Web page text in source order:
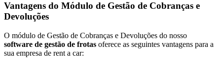
Vantagens do Módulo de Gestão de Cobranças e
Devoluções
O módulo de Gestão de Cobranças e Devoluções do nosso
software de gestão de frotas oferece as seguintes vantagens para a
sua empresa de rent a car: